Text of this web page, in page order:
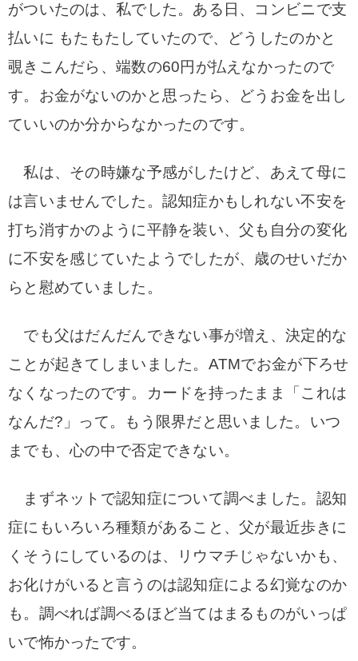
がついたのは、私でした。 ある日、コンビニで支
払いに もたもたしていたので、どうしたのかと
覗きこんだら、端数の60円が払えなかったので
す。お金がないのかと思ったら、どうお金を出し
ていいのか分からなかったのです。
私は、その時嫌な予感がしたけど、あえて母に
は言いませんでした。 認知症かもしれない不安を
打ち消すかのように平静を装い、父も自分の変化
に不安を感じていたようでしたが、歳のせいだか
らと慰めていました。
でも父はだんだんできない事が増え、決定的な
ことが起きてしまいました。ATMでお金が下ろせ
なくなったのです。
カードを持ったまま「これは
なんだ?」って。もう限界だと思いました。いつ
までも、心の中で否定できない。
まずネットで認知症について調べました。認知
症にもいろいろ種類があること、父が最近歩きに
くそうにしているのは、リウマチじゃないかも、
お化けがいると言うのは認知症による幻覚なのか
も。調べれば調べるほど当てはまるものがいっぱ
いで怖かったです。